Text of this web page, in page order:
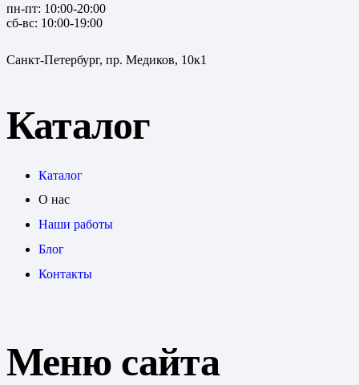
пн-пт: 10:00-20:00
сб-вс: 10:00-19:00
Санкт-Петербург, пр. Медиков, 10к1
Каталог
Каталог
О нас
Наши работы
Блог
Контакты
Меню сайта